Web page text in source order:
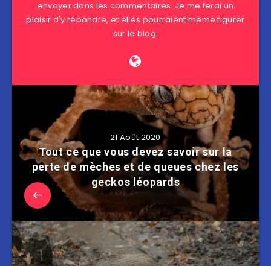
envoyer dans les commentaires. Je me ferai un
plaisir d'y répondre, et elles pourraient même figurer
sur le blog.
21 Août 2020
Tout ce que vous devez savoir sur la
perte de mèches et de queues chez les
geckos léopards